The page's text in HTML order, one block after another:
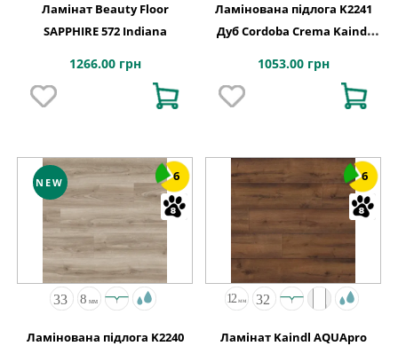
Ламінат Beauty Floor
SAPPHIRE 572 Indiana
1266.00 грн
Ламінована підлога K2241
Дуб Cordoba Crema Kaindl
1053.00 грн
NEW 6
Ламінована підлога K2240
6
Ламінат Kaindl AQUApro